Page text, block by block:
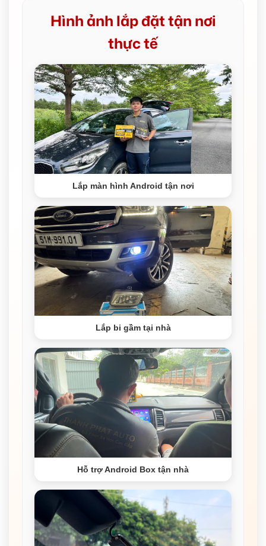
Hình ảnh lắp đặt tận nơi
thực tế
Lắp màn hình Android tận nơi
Lắp bi gầm tại nhà
Hỗ trợ Android Box tận nhà